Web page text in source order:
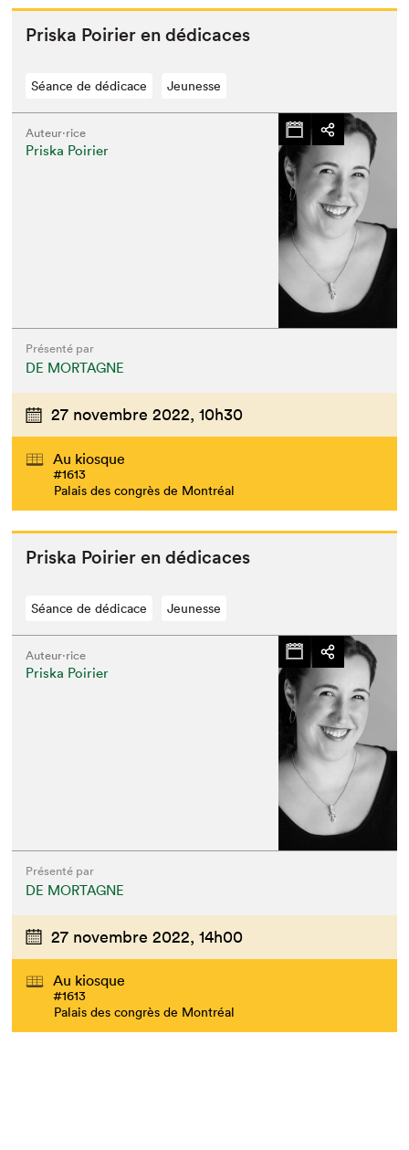
Priska Poiri­er en dédicaces
Séance de dédicace Jeunesse
Auteur·rice
Priska Poirier
Présenté par
DE MORTAGNE
27 novembre 2022, 10h30
Au kiosque
#1613
Palais des congrès de Montréal
Priska Poiri­er en dédicaces
Séance de dédicace Jeunesse
Auteur·rice
Priska Poirier
Présenté par
DE MORTAGNE
27 novembre 2022, 14h00
Au kiosque
#1613
Palais des congrès de Montréal